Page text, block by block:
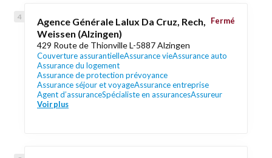
Agence Générale Lalux Da Cruz, Rech,
Weissen (Alzingen)
429 Route de Thionville L-5887 Alzingen
Couverture assurantielleAssurance vieAssurance auto
Assurance du logement
Assurance de protection prévoyance
Assurance séjour et voyageAssurance entreprise
Agent d’assuranceSpécialiste en assurancesAssureur
Voir plus
Fermé